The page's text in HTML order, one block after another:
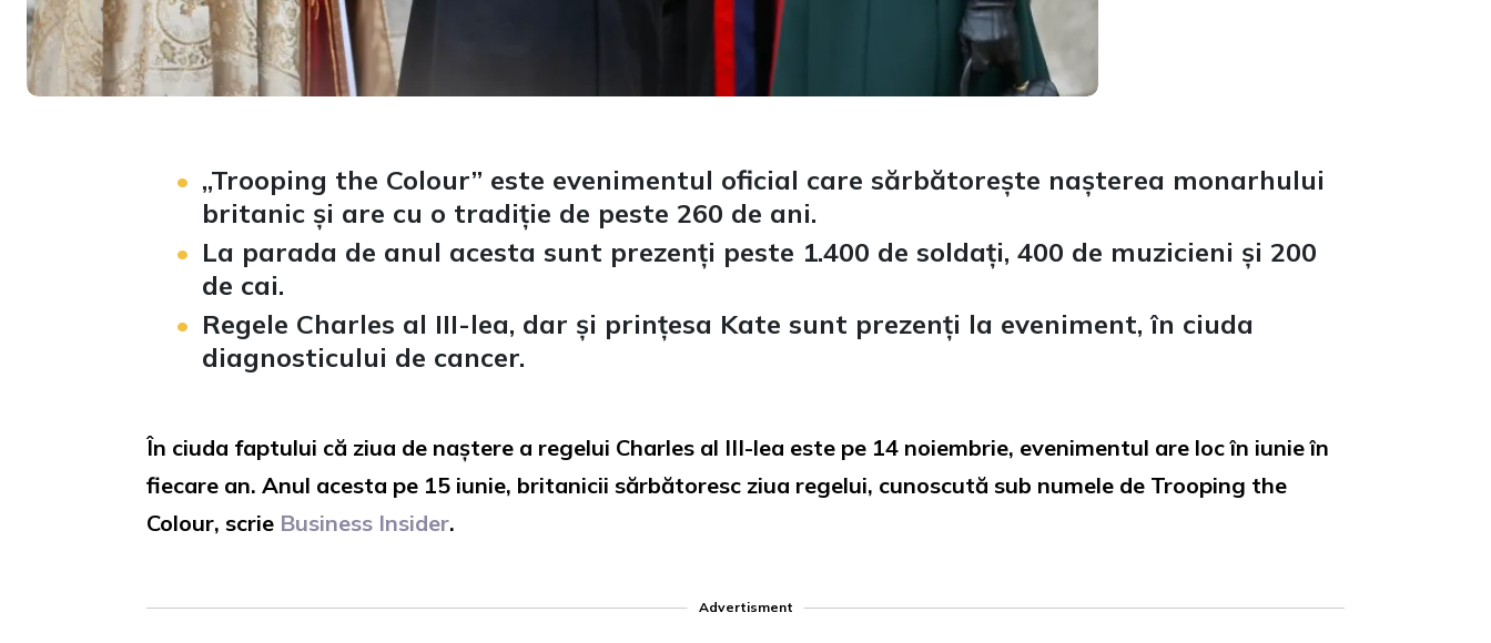
„Trooping the Colour” este evenimentul oficial care sărbătorește nașterea monarhului
britanic și are cu o tradiție de peste 260 de ani.
La parada de anul acesta sunt prezenți peste 1.400 de soldați, 400 de muzicieni și 200
de cai.
Regele Charles al III-lea, dar și prințesa Kate sunt prezenți la eveniment, în ciuda
diagnosticului de cancer.
În ciuda faptului că ziua de naștere a regelui Charles al III-lea este pe 14 noiembrie, evenimentul are loc în iunie în
fiecare an. Anul acesta pe 15 iunie, britanicii sărbătoresc ziua regelui, cunoscută sub numele de Trooping the
Colour, scrie Business Insider.
Advertisment